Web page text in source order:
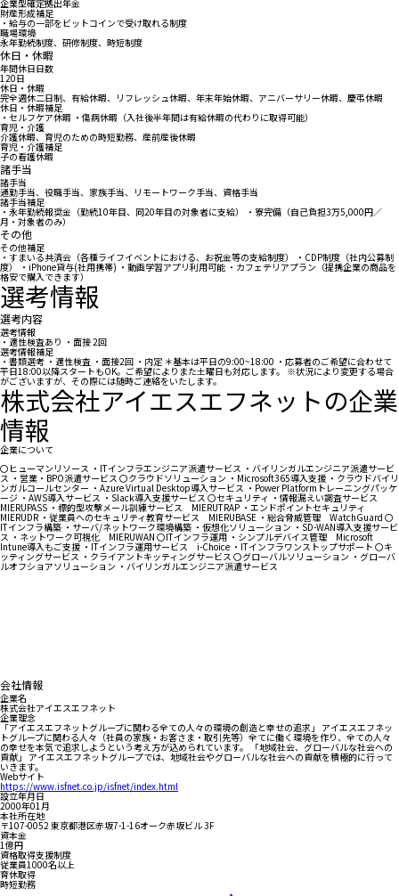
企業型確定拠出年金
財産形成補足
・給与の一部をビットコインで受け取れる制度
職場環境
永年勤続制度、研修制度、時短制度
休日・休暇
年間休日日数
120日
休日・休暇
完全週休二日制、有給休暇、リフレッシュ休暇、年末年始休暇、アニバーサリー休暇、慶弔休暇
休日・休暇補足
・セルフケア休暇 ・傷病休暇（入社後半年間は有給休暇の代わりに取得可能）
育児・介護
介護休暇、育児のための時短勤務、産前産後休暇
育児・介護補足
子の看護休暇
諸手当
諸手当
通勤手当、役職手当、家族手当、リモートワーク手当、資格手当
諸手当補足
・永年勤続報奨金（勤続10年目、同20年目の対象者に支給） ・寮完備（自己負担3万5,000円／
月・対象者のみ）
その他
その他補足
・すまいる共済会（各種ライフイベントにおける、お祝金等の支給制度） ・CDP制度（社内公募制
度） ・iPhone貸与(社用携帯) ・動画学習アプリ利用可能 ・カフェテリアプラン（提携企業の商品を
格安で購入できます）
選考情報
選考内容
選考情報
・適性検査あり ・面接 2回
選考情報補足
・書類選考 ・適性検査 ・面接2回 ・内定 ＊基本は平日の9:00~18:00 ・応募者のご希望に合わせて
平日18:00以降スタートもOK。ご希望によりまた土曜日も対応します。 ※状況により変更する場合
がございますが、その際には随時ご連絡をいたします。
株式会社アイエスエフネットの企業
情報
企業について
〇ヒューマンリソース ・ITインフラエンジニア派遣サービス ・バイリンガルエンジニア派遣サービ
ス ・営業・BPO派遣サービス 〇クラウドソリューション ・Microsoft365導入支援 ・クラウドバイリ
ンガルコールセンター ・Azure Virtual Desktop導入サービス ・Power Platformトレーニングパッケ
ージ ・AWS導入サービス ・Slack導入支援サービス 〇セキュリティ ・情報漏えい調査サービス
MIERUPASS ・標的型攻撃メール訓練サービス MIERUTRAP ・エンドポイントセキュリティ
MIERUDR ・従業員へのセキュリティ教育サービス MIERUBASE ・総合脅威管理 WatchGuard 〇
ITインフラ構築 ・サーバ/ネットワーク環境構築 ・仮想化ソリューション ・SD-WAN導入支援サービ
ス ・ネットワーク可視化 MIERUWAN 〇ITインフラ運用 ・シンプルデバイス管理 Microsoft
Intune導入もご支援 ・ITインフラ運用サービス i-Choice ・ITインフラワンストップサポート 〇キ
ッティングサービス ・クライアントキッティングサービス 〇グローバルソリューション ・グローバ
ルオフショアソリューション ・バイリンガルエンジニア派遣サービス
会社情報
企業名
株式会社アイエスエフネット
企業理念
「アイエスエフネットグループに関わる全ての人々の環境の創造と幸せの追求」 アイエスエフネッ
トグループに関わる人々（社員の家族・お客さま・取引先等）全てに働く環境を作り、全ての人々
の幸せを本気で追求しようという考え方が込められています。 「地域社会、グローバルな社会への
貢献」 アイエスエフネットグループでは、地域社会やグローバルな社会への貢献を積極的に行って
いきます。
Webサイト
https://www.isfnet.co.jp/isfnet/index.html
設立年月日
2000年01月
本社所在地
〒107-0052 東京都港区赤坂7-1-16オーク赤坂ビル 3F
資本金
1億円
資格取得支援制度
従業員1000名以上
育休取得
時短勤務